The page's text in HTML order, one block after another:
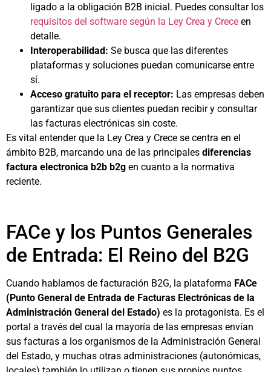
ligado a la obligación B2B inicial. Puedes consultar los
requisitos del software según la Ley Crea y Crece en
detalle.
Interoperabilidad: Se busca que las diferentes
plataformas y soluciones puedan comunicarse entre
sí.
Acceso gratuito para el receptor: Las empresas deben
garantizar que sus clientes puedan recibir y consultar
las facturas electrónicas sin coste.
Es vital entender que la Ley Crea y Crece se centra en el
ámbito B2B, marcando una de las principales diferencias
factura electronica b2b b2g en cuanto a la normativa
reciente.
FACe y los Puntos Generales
de Entrada: El Reino del B2G
Cuando hablamos de facturación B2G, la plataforma FACe
(Punto General de Entrada de Facturas Electrónicas de la
Administración General del Estado) es la protagonista. Es el
portal a través del cual la mayoría de las empresas envían
sus facturas a los organismos de la Administración General
del Estado, y muchas otras administraciones (autonómicas,